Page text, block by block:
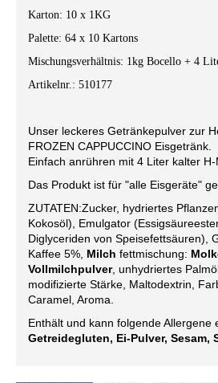
Karton: 10 x 1KG
Palette: 64 x 10 Kartons
Mischungsverhältnis: 1kg Bocello + 4
Artikelnr.: 510177
Unser leckeres Getränkepulver zur
FROZEN CAPPUCCINO Eisgetränk.
Einfach anrühren mit 4 Liter kalter H-
Das Produkt ist für "alle Eisgeräte"
ZUTATEN:Zucker, hydriertes
Kokosöl), Emulgator
Diglyceriden von Speisefettsäuren),
Kaffee 5%, Milch fettmischung:
Vollmilchpulver, unhydriertes
modifizierte Stärke, Maltodextrin,
Caramel, Aroma.
Enthält und kann folgende Allergene
Getreidegluten, Ei-Pulver, Sesam,